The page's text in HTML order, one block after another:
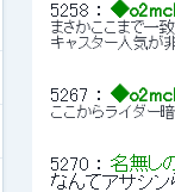
5258 ：
まさかここまで一
キャスター人気が
5267 ：
ここからライダー
5270 ： 名無し
なんてアサシ